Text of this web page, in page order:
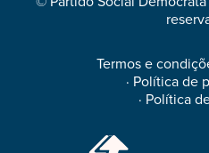
Termos e
· Política de
· Política